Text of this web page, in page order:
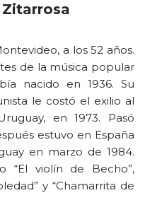
a los 52 años.
de la música popular
nacido en 1936. Su
le costó el exilio al
en 1973. Pasó
estuvo en España
en marzo de 1984.
“El violín de Becho”,
y “Chamarrita de